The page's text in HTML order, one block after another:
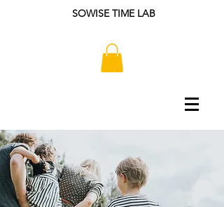
SOWISE TIME LAB